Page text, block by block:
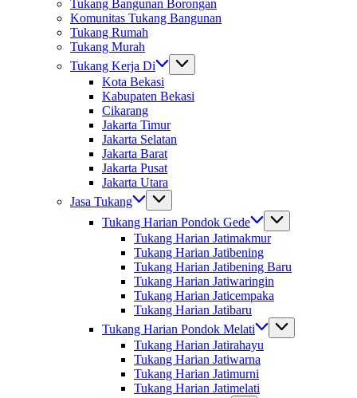
Tukang Bangunan Borongan
Komunitas Tukang Bangunan
Tukang Rumah
Tukang Murah
Tukang Kerja Di
Kota Bekasi
Kabupaten Bekasi
Cikarang
Jakarta Timur
Jakarta Selatan
Jakarta Barat
Jakarta Pusat
Jakarta Utara
Jasa Tukang
Tukang Harian Pondok Gede
Tukang Harian Jatimakmur
Tukang Harian Jatibening
Tukang Harian Jatibening Baru
Tukang Harian Jatiwaringin
Tukang Harian Jaticempaka
Tukang Harian Jatibaru
Tukang Harian Pondok Melati
Tukang Harian Jatirahayu
Tukang Harian Jatiwarna
Tukang Harian Jatimurni
Tukang Harian Jatimelati